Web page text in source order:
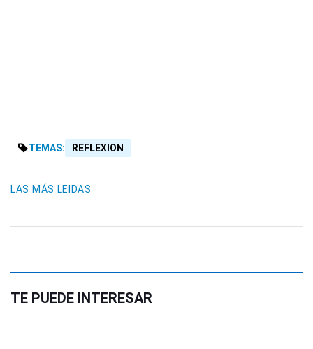
TEMAS: REFLEXION
LAS MÁS LEIDAS
TE PUEDE INTERESAR